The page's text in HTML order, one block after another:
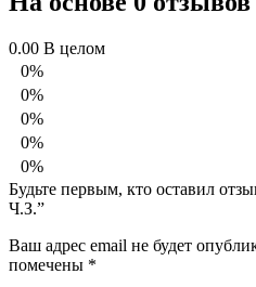
0.00 В целом
0%
0%
0%
0%
0%
Будьте первым, кто оставил
Ч.З.”
Ваш адрес email не будет
помечены *